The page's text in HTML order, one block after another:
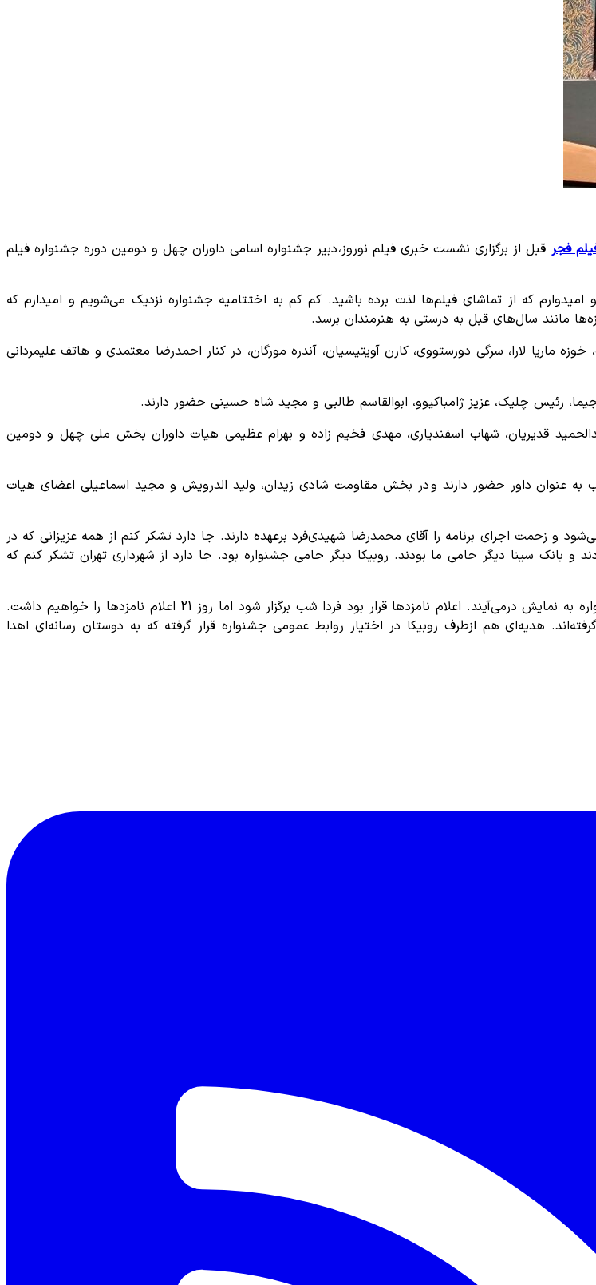
فجر قبل از برگزاری نشست خبری فیلم نوروز، دبیر جشنواره اسامی داوران چهل و دومین دوره جشنواره فیلم
که از تماشای فیلم‌ها لذت برده باشید. کم کم به اختتامیه جشنواره نزدیک می‌شویم و امیدارم که
مانند سال‌های قبل به درستی به هنرمندان برسد.
لارا، سرگی دورستووی، کارن آویتیسیان، آندره مورگان، در کنار احمدرضا معتمدی و هاتف علیمردانی
رئیس چلیک، عزیز ژامباکیوو، ابوالقاسم طالبی و مجید شاه حسینی حضور دارند.
قدیریان، شهاب اسفندیاری، مهدی فخیم زاده و بهرام عظیمی هیات داوران بخش ملی چهل و دومین
عنوان داور حضور دارند و در بخش مقاومت شادی زیدان، ولید الدرویش و مجید اسماعیلی اعضای هیات
برگزار می‌شود و زحمت اجرای برنامه را آقای محمدرضا شهیدی‌فرد برعهده دارند. جا دارد تشکر کنم از همه عزیزانی که در
بانک سینا دیگر حامی ما بودند. روبیکا دیگر حامی جشنواره بود. جا دارد از شهرداری تهران تشکر کنم که
مسعود نجفی درپایان گفت: از 10 صبح 21 بهمن ماه همزمان در 8 سالن فیلم‌های جشنواره به نمایش درمی‌آیند. اعلام نامزدها قرار بود فردا شب برگزار شود اما روز 21 اعلام نامزدها را خواهیم داشت.
هدیه‌ای هم ازطرف روبیکا در اختیار روابط عمومی جشنواره قرار گرفته که به دوستان رسانه‌ای اهدا